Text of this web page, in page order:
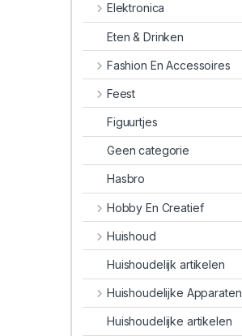
Elektronica
Eten & Drinken
Fashion En Accessoires
Feest
Figuurtjes
Geen categorie
Hasbro
Hobby En Creatief
Huishoud
Huishoudelijk artikelen
Huishoudelijke Apparaten
Huishoudelijke artikelen